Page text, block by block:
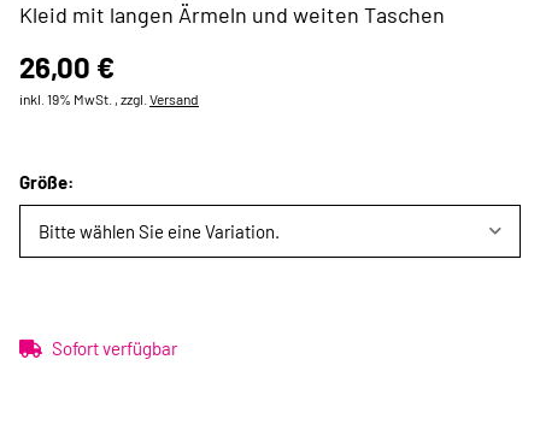
Kleid mit langen Ärmeln und weiten Taschen
26,00 €
inkl. 19% MwSt. , zzgl. Versand
Größe:
Bitte wählen Sie eine Variation.
Sofort verfügbar